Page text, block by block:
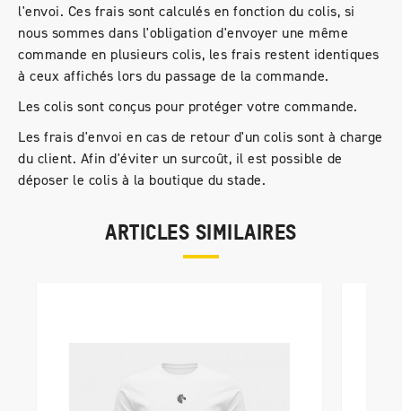
l'envoi. Ces frais sont calculés en fonction du colis, si
nous sommes dans l'obligation d'envoyer une même
commande en plusieurs colis, les frais restent identiques
à ceux affichés lors du passage de la commande.
Les colis sont conçus pour protéger votre commande.
Les frais d'envoi en cas de retour d'un colis sont à charge
du client. Afin d'éviter un surcoût, il est possible de
déposer le colis à la boutique du stade.
ARTICLES SIMILAIRES